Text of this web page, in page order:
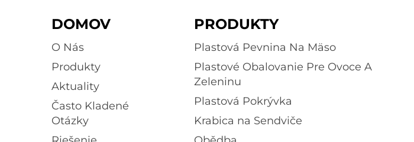
DOMOV
O Nás
Produkty
Aktuality
Často Kladené
Otázky
PRODUKTY
Plastová Pevnina Na Mäso
Plastové Obalovanie Pre Ovoce A
Zeleninu
Plastová Pokrývka
Krabica na Sendviče